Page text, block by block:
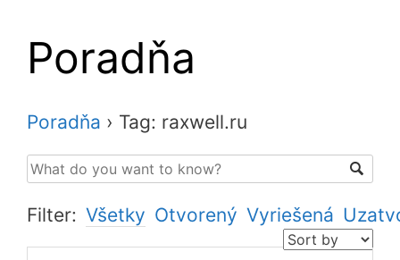
Poradňa
Poradňa › Tag: raxwell.ru
Filter: Všetky Otvorený Vyriešená